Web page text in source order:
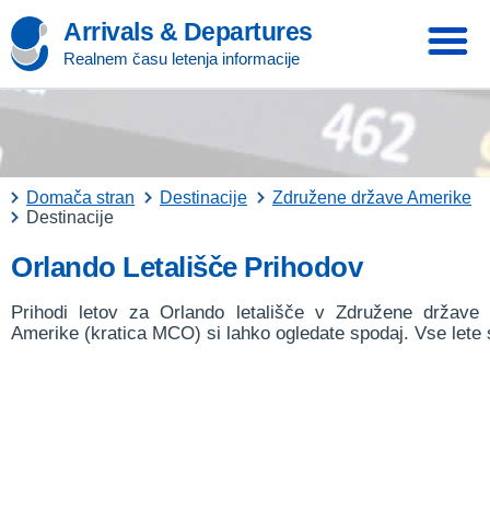
Arrivals & Departures
Realnem času letenja informacije
Domača stran Destinacije
Združene države Amerike
Destinacije
Orlando Letališče Prihodov
Prihodi letov za Orlando letališče v Združene države
Amerike (kratica MCO) si lahko ogledate spodaj. Vse